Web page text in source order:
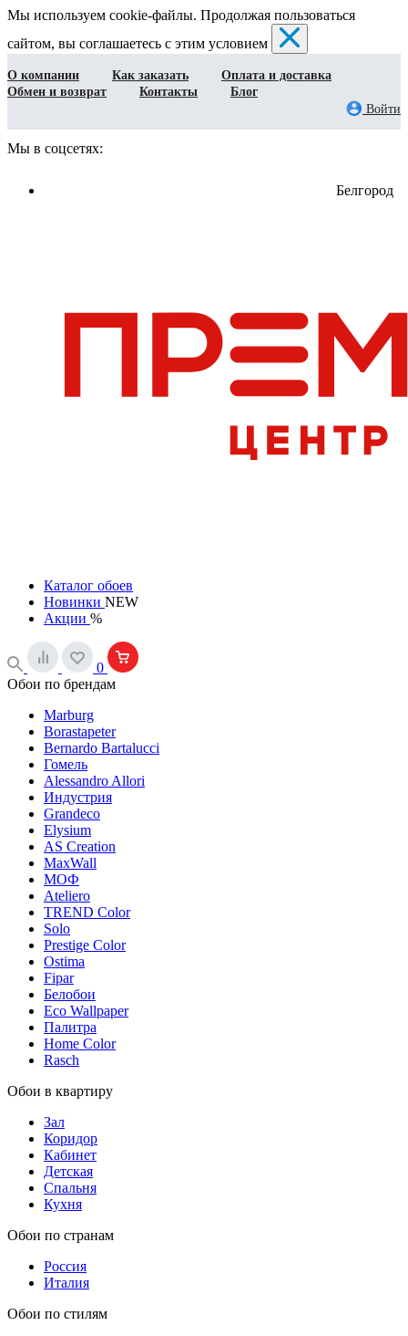
Мы используем cookie-файлы. Продолжая пользоваться
сайтом, вы соглашаетесь с этим условием
О компании Как заказать
Оплата и доставка
Обмен и возврат
Контакты
Блог
Войти
Мы в соцсетях:
Белгород
Каталог обоев
Новинки NEW
Акции %
0
Обои по брендам
Marburg
Borastapeter
Bernardo Bartalucci
Гомель
Alessandro Allori
Индустрия
Grandeco
Elysium
AS Creation
MaxWall
МОФ
Ateliero
TREND Color
Solo
Prestige Color
Ostima
Fipar
Белобои
Eco Wallpaper
Палитра
Home Color
Rasch
Обои в квартиру
Зал
Коридор
Кабинет
Детская
Спальня
Кухня
Обои по странам
Россия
Италия
Обои по стилям